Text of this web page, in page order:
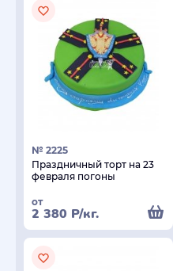
№ 2225
Праздничный торт на 23
февраля погоны
от
2 380 Р/кг.